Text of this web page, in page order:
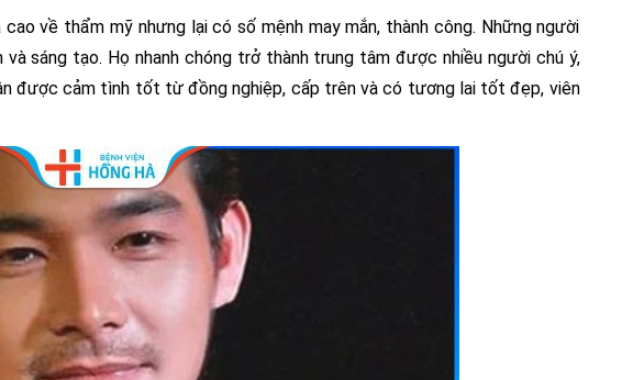
về thẩm mỹ nhưng lại có số mệnh may mắn, thành công. Những người
sáng tạo. Họ nhanh chóng trở thành trung tâm được nhiều người chú ý,
được cảm tình tốt từ đồng nghiệp, cấp trên và có tương lai tốt đẹp, viên